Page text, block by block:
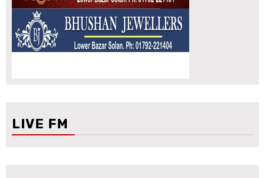
LIVE FM